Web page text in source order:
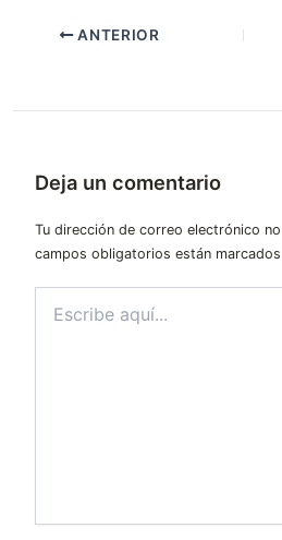
ANTERIOR
Deja un comentario
Tu dirección de correo electrónico
campos obligatorios están
aquí...